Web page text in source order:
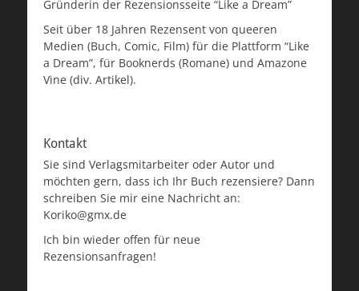
Gründerin der Rezensionsseite “Like a Dream”
Seit über 18 Jahren Rezensent von queeren
Medien (Buch, Comic, Film) für die Plattform “Like
a Dream”, für Booknerds (Romane) und Amazone
Vine (div. Artikel).
Kontakt
Sie sind Verlagsmitarbeiter oder Autor und
möchten gern, dass ich Ihr Buch rezensiere? Dann
schreiben Sie mir eine Nachricht an:
Koriko@gmx.de
Ich bin wieder offen für neue
Rezensionsanfragen!